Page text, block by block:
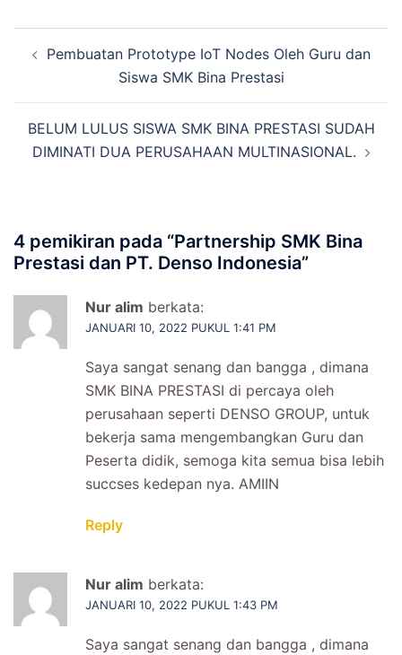
Tulisan
Pembuatan Prototype IoT Nodes Oleh Guru dan
Siswa SMK Bina Prestasi
BELUM LULUS SISWA SMK BINA PRESTASI SUDAH
DIMINATI DUA PERUSAHAAN MULTINASIONAL.
4 pemikiran pada “Partnership SMK Bina
Prestasi dan PT. Denso Indonesia”
Nur alim berkata:
JANUARI 10, 2022 PUKUL 1:41 PM
Saya sangat senang dan bangga , dimana
SMK BINA PRESTASI di percaya oleh
perusahaan seperti DENSO GROUP, untuk
bekerja sama mengembangkan Guru dan
Peserta didik, semoga kita semua bisa lebih
succses kedepan nya. AMIIN
Reply
Nur alim berkata:
JANUARI 10, 2022 PUKUL 1:43 PM
Saya sangat senang dan bangga , dimana